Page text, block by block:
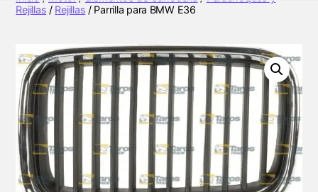
Rejillas / Rejillas / Parrilla para BMW E36